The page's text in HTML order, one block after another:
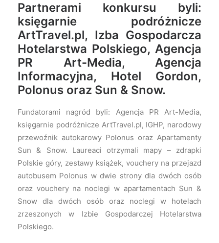
Partnerami konkursu byli:
księgarnie podróżnicze
ArtTravel.pl, Izba Gospodarcza
Hotelarstwa Polskiego, Agencja
PR Art-Media, Agencja
Informacyjna, Hotel Gordon,
Polonus oraz Sun & Snow.
Fundatorami nagród byli: Agencja PR Art-Media,
księgarnie podróżnicze ArtTravel.pl, IGHP, narodowy
przewoźnik autokarowy Polonus oraz Apartamenty
Sun & Snow. Laureaci otrzymali mapy – zdrapki
Polskie góry, zestawy książek, vouchery na przejazd
autobusem Polonus w dwie strony dla dwóch osób
oraz vouchery na noclegi w apartamentach Sun &
Snow dla dwóch osób oraz noclegi w hotelach
zrzeszonych w Izbie Gospodarczej Hotelarstwa
Polskiego.